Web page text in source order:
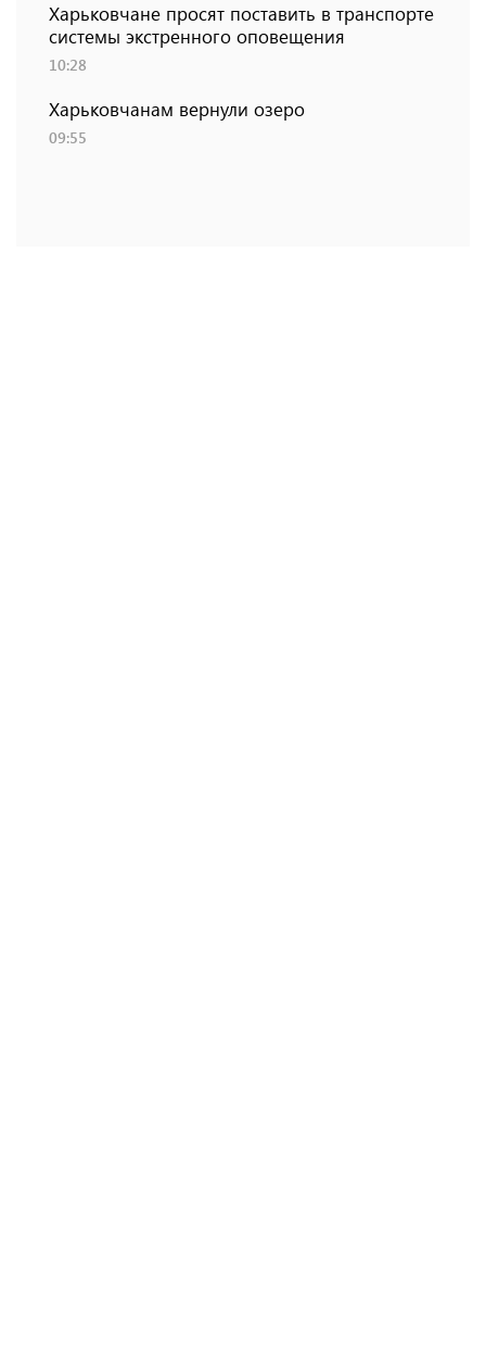
Харьковчане просят поставить в транспорте
системы экстренного оповещения
10:28
Харьковчанам вернули озеро
09:55